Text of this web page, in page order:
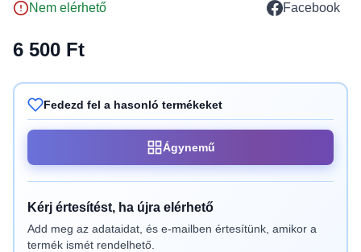
Facebook
Nem elérhető
6 500 Ft
Fedezd fel a hasonló termékeket
Ágynemű
Kérj értesítést, ha újra elérhető
Add meg az adataidat, és e-mailben értesítünk, amikor a
termék ismét rendelhető.